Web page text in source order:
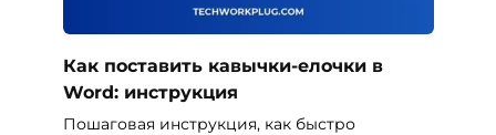
Как поставить кавычки-елочки в
Word: инструкция
Пошаговая инструкция, как быстро